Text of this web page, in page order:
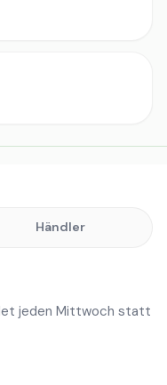
Händler
jeden Mittwoch statt